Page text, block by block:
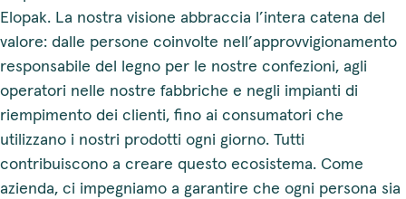
Elopak. La nostra visione abbraccia l’intera catena del
valore: dalle persone coinvolte nell’approvvigionamento
responsabile del legno per le nostre confezioni, agli
operatori nelle nostre fabbriche e negli impianti di
riempimento dei clienti, fino ai consumatori che
utilizzano i nostri prodotti ogni giorno. Tutti
contribuiscono a creare questo ecosistema. Come
azienda, ci impegniamo a garantire che ogni persona sia